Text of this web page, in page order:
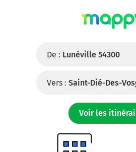
De : Lunéville 54300
Vers : Saint-Dié-Des-
Voir les